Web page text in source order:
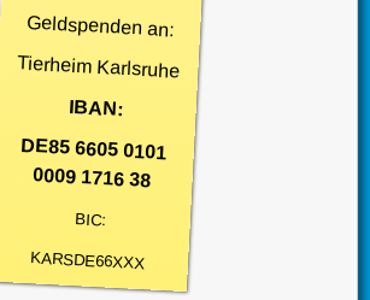
Geldspenden an:
Tierheim Karlsruhe
IBAN:
DE85 6605 0101
0009 1716 38
BIC:
KARSDE66XXX